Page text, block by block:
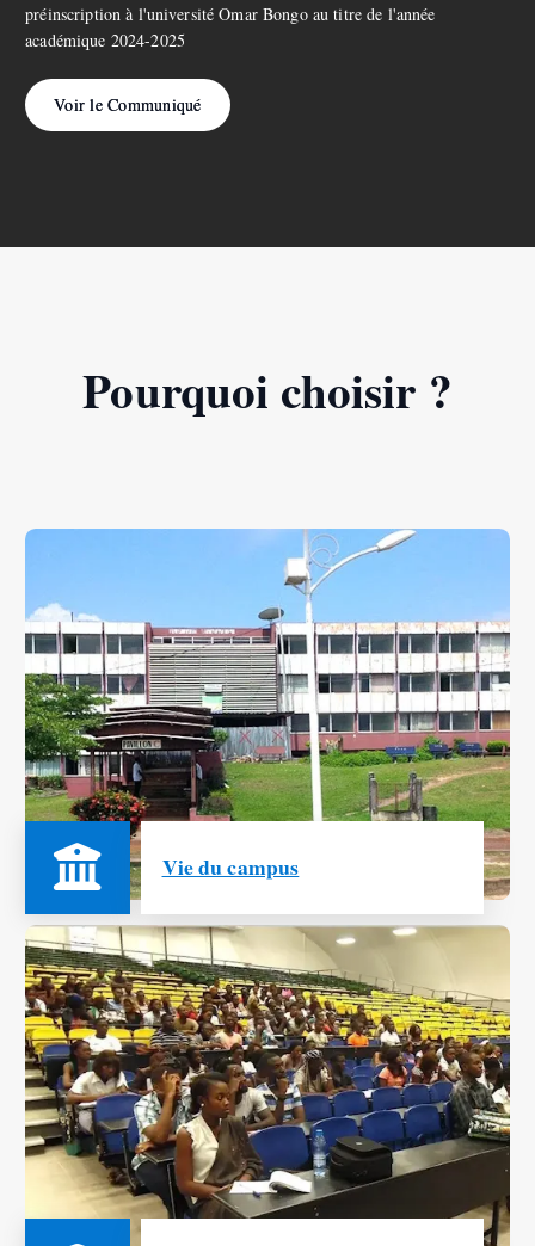
préinscription à l'université Omar Bongo au titre de l'année
académique 2024-2025
Voir le Communiqué
Pourquoi choisir ?
Vie du campus